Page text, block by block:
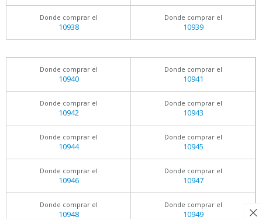
Donde comprar el
10938
Donde comprar el
10939
Donde comprar el
10940
Donde comprar el
10941
Donde comprar el
10942
Donde comprar el
10943
Donde comprar el
10944
Donde comprar el
10945
Donde comprar el
10946
Donde comprar el
10947
Donde comprar el
10948
Donde comprar el
10949